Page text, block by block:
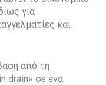
για
και
από τη
drain» σε ένα